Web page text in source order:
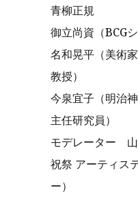
青柳正規
御立尚資（BCG
名和晃平（美術
教授）
今泉宜子（明治
主任研究員）
モデレーター
祝祭 アーティス
ー）